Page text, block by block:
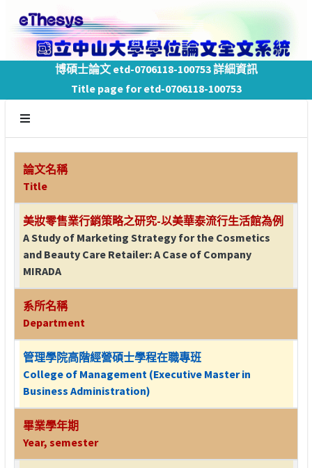
博碩士論文 etd-0706118-100753 詳細資訊
Title page for etd-0706118-100753
論文名稱
Title
美妝零售業行銷策略之研究-以美華泰流行生活館為例
A Study of Marketing Strategy for the Cosmetics
and Beauty Care Retailer: A Case of Company
MIRADA
系所名稱
Department
管理學院高階經營碩士學程在職專班
College of Management (Executive Master in
Business Administration)
畢業學年期
Year, semester